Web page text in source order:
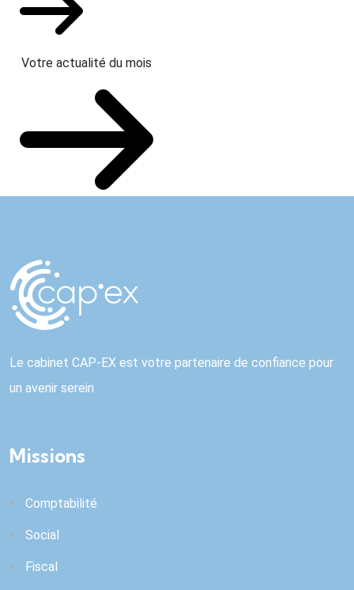
Votre actualité du mois
Le cabinet CAP-EX est votre partenaire de confiance pour
un avenir serein
Missions
Comptabilité
Social
Fiscal